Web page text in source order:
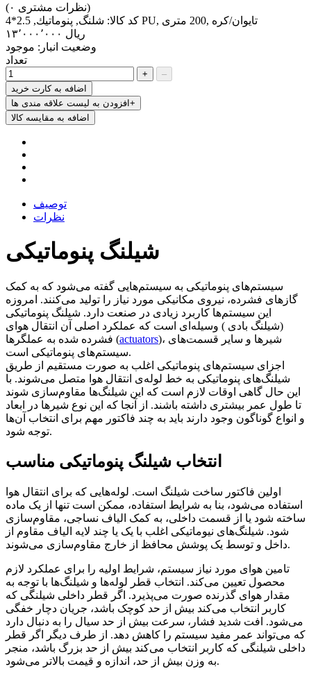
(۰ نظرات مشتری)
کد کالا:
شلنگ, پنوماتيك, 2.5*4 PU, تايوان/كره ,200 متری
‎ریال ۱۳٬۰۰۰٬۰۰۰
وضعیت انبار: موجود
تعداد
+
–
اضافه به کارت خرید
افزودن به لیست علاقه مندی ها+
اضافه به مقایسه کالا
توصیف
نظرات
شیلنگ پنوماتیکی
سیستم‌های پنوماتیکی به سیستم‌هایی گفته می‌شود که به کمک
گاز‌های فشرده، نیروی مکانیکی مورد نیاز را تولید می‌کنند. امروزه
این سیستم‌ها کاربرد زیادی در صنعت دارد. شیلنگ پنوماتیکی
(شیلنگ بادی ) وسیله‌ای است که عملکرد اصلی آن انتقال هوای
فشرده شده به عملگرها (actuators)، شیرها و سایر قسمت‌های
سیستم‌های پنوماتیکی است.
اجزای سیستم‌های پنوماتیکی اغلب به صورت مستقیم از طریق
شیلنگ‌های پنوماتیکی به خط لوله‌ی انتقال هوا متصل می‌شوند. با
این حال گاهی اوقات لازم است که این شیلنگ‌ها مقاوم‌سازی شوند
تا طول عمر بیشتری داشته باشند. از آنجا که این نوع شیرها در ابعاد
و انواع گوناگون وجود دارند باید به چند فاکتور مهم برای انتخاب آن‌ها
توجه شود.
انتخاب شیلنگ پنوماتیکی مناسب
اولین فاکتور ساخت شیلنگ است. لوله‌هایی که برای انتقال هوا
استفاده می‌شود، بنا به شرایط استفاده، ممکن است تنها از یک ماده
ساخته شود یا از قسمت داخلی، به کمک الیاف نساجی، مقاوم‌سازی
شود. شیلنگ‌های نیوماتیکی اغلب با یک یا چند لایه الیاف مقاوم از
داخل و توسط یک پوشش محافظ از خارج مقاوم‌سازی می‌شوند.
تامین هوای مورد نیاز سیستم، شرایط اولیه را برای عملکرد لازم
محصول تعیین می‌کند. انتخاب قطر لوله‌ها و شیلنگ‌ها با توجه به
مقدار هوای گذرنده صورت می‌پذیرد. اگر قطر داخلی شیلنگی که
کاربر انتخاب می‌کند بیش از حد کوچک باشد، جریان دچار خفگی
می‌شود. افت شدید فشار، سرعت بیش از حد سیال را به دنبال دارد
که می‌تواند عمر مفید سیستم را کاهش دهد. از طرف دیگر اگر قطر
داخلی شیلنگی که کاربر انتخاب می‌کند بیش از حد بزرگ باشد، منجر
به وزن بیش از حد، اندازه و قیمت بالاتر می‌شود.